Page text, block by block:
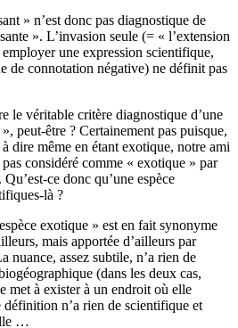
» n’est donc pas diagnostique de
». L’invasion seule (= « l’extension
une expression scientifique,
de connotation négative) ne définit pas
le véritable critère diagnostique d’une
peut-être ? Certainement pas puisque,
dire même en étant exotique, notre ami
considéré comme « exotique » par
ce donc qu’une espèce
là ?
exotique » est en fait synonyme
mais apportée d’ailleurs par
nuance, assez subtile, n’a rien de
(dans les deux cas,
met à exister à un endroit où elle
définition n’a rien de scientifique et
…